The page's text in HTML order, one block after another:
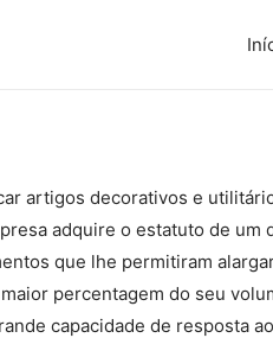
artigos decorativos e
adquire o estatuto de um
que lhe permitiram
percentagem do seu
capacidade de resposta